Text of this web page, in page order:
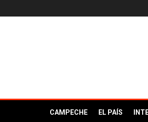
CAMPECHE EL PAÍS